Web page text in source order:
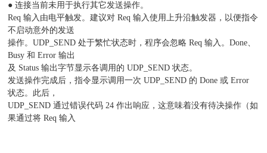
● 连接当前未用于执行其它发送操作。
Req 输入由电平触发。建议对 Req 输入使用上升沿触发器，以便指令
不启动意外的发送
操作。UDP_SEND 处于繁忙状态时，程序会忽略 Req 输入。Done、
Busy 和 Error 输出
及 Status 输出字节显示各调用的 UDP_SEND 状态。
发送操作完成后，指令显示调用一次 UDP_SEND 的 Done 或 Error
状态。此后，
UDP_SEND 通过错误代码 24 作出响应，这意味着没有待决操作（如
果通过将 Req 输入